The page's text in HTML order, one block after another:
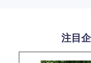
注目